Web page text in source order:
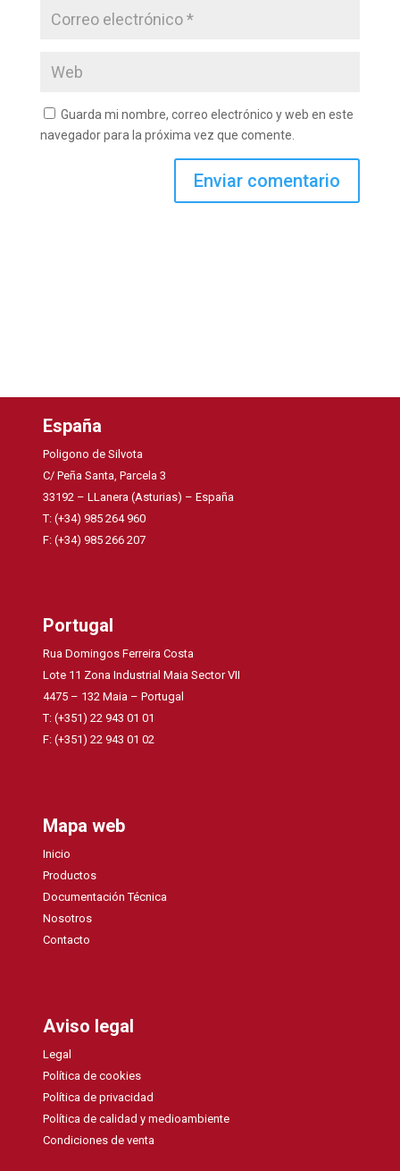
Guarda mi nombre, correo electrónico y web en este
navegador para la próxima vez que comente.
España
Poligono de Silvota
C/ Peña Santa, Parcela 3
33192 – LLanera (Asturias) – España
T: (+34) 985 264 960
F: (+34) 985 266 207
Portugal
Rua Domingos Ferreira Costa
Lote 11 Zona Industrial Maia Sector VII
4475 – 132 Maia – Portugal
T: (+351) 22 943 01 01
F: (+351) 22 943 01 02
Mapa web
Inicio
Productos
Documentación Técnica
Nosotros
Contacto
Aviso legal
Legal
Política de cookies
Política de privacidad
Política de calidad y medioambiente
Condiciones de venta